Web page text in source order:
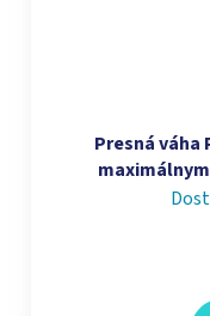
Presná váha
maximálnym